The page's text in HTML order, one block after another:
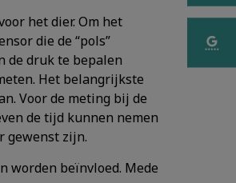
het dier. Om het
die de “pols”
de druk te bepalen
Het belangrijkste
Voor de meting bij de
de tijd kunnen nemen
gewenst zijn.
worden beïnvloed. Mede